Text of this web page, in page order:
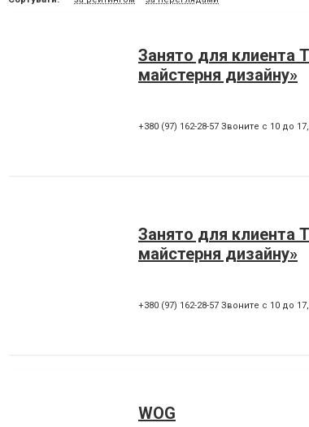
Занято для клиента
майстерня дизайну»
+380 (97) 162-28-57 Звоните с 10 до
Занято для клиента
майстерня дизайну»
+380 (97) 162-28-57 Звоните с 10 до
WOG